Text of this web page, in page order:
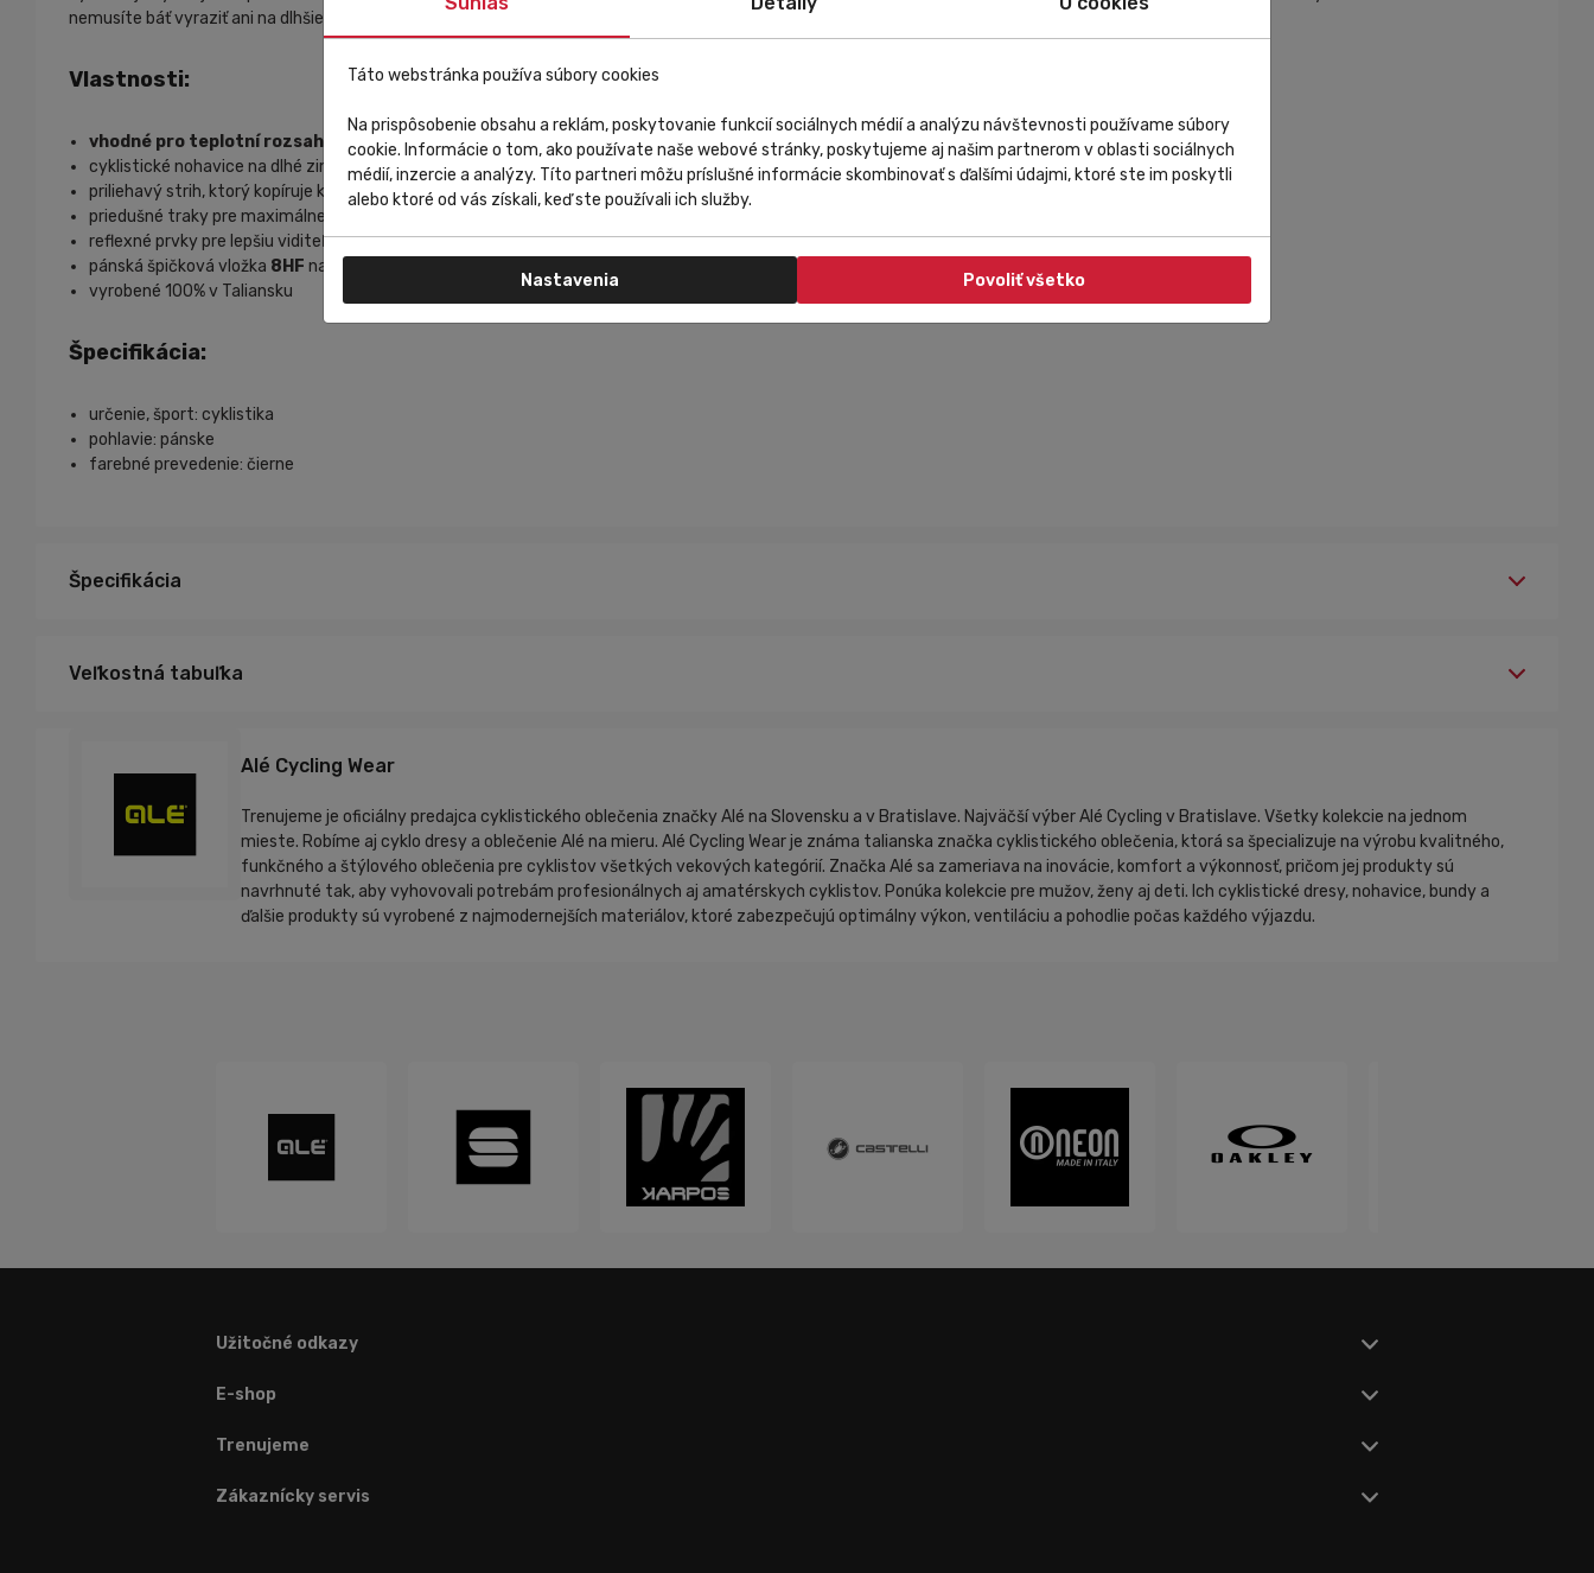
nemusíte báť vyraziť ani na dlhšie trasy, sú totižto vybavené špičkovou vložkou
ktorá posúva komfort z jazdy na úplne novú úroveň.
Vlastnosti:
vhodné pro teplotní rozsah 1 °C 10 °C
cyklistické nohavice na dlhé zimné trasy
priliehavý strih, ktorý kopíruje krivky jazdca na bicykli
priedušné traky pre maximálne pohodlie
reflexné prvky pre lepšiu viditeľnosť na ceste
pánská špičková vložka 8HF navrhnutá pre dlhé trasy
vyrobené 100% v Taliansku
Špecifikácia:
určenie, šport: cyklistika
pohlavie: pánske
farebné prevedenie: čierne
Špecifikácia
Veľkostná tabuľka
Alé Cycling Wear
Trenujeme je oficiálny predajca cyklistického oblečenia značky Alé na Slovensku a v Bratislave. Najväčší výber Alé Cycling v Bratislave. Všetky kolekcie na jednom
mieste. Robíme aj cyklo dresy a oblečenie Alé na mieru. Alé Cycling Wear je známa talianska značka cyklistického oblečenia, ktorá sa špecializuje na výrobu kvalitného,
funkčného a štýlového oblečenia pre cyklistov všetkých vekových kategórií. Značka Alé sa zameriava na inovácie, komfort a výkonnosť, pričom jej produkty sú
navrhnuté tak, aby vyhovovali potrebám profesionálnych aj amatérskych cyklistov. Ponúka kolekcie pre mužov, ženy aj deti. Ich cyklistické dresy, nohavice, bundy a
ďalšie produkty sú vyrobené z najmodernejších materiálov, ktoré zabezpečujú optimálny výkon, ventiláciu a pohodlie počas každého výjazdu.
Užitočné odkazy
E-shop
Trenujeme
Zákaznícky servis
Táto webstránka používa súbory cookies
Na prispôsobenie obsahu a reklám, poskytovanie funkcií sociálnych médií a analýzu návštevnosti používame súbory
cookie. Informácie o tom, ako používate naše webové stránky, poskytujeme aj našim partnerom v oblasti sociálnych
médií, inzercie a analýzy. Títo partneri môžu príslušné informácie skombinovať s ďalšími údajmi, ktoré ste im poskytli
alebo ktoré od vás získali, keď ste používali ich služby.
Nastavenia Povoliť všetko